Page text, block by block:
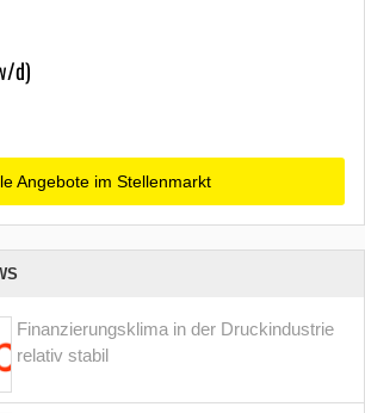
d)
Angebote im Stellenmarkt
Finanzierungsklima in der Druckindustrie
relativ stabil